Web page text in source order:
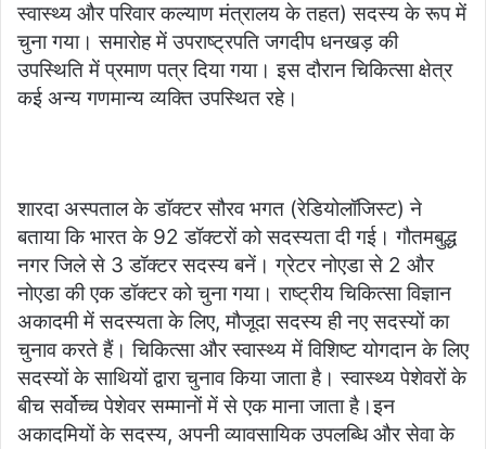
स्वास्थ्य और परिवार कल्याण मंत्रालय के तहत) सदस्य के रूप में
चुना गया। समारोह में उपराष्ट्रपति जगदीप धनखड़ की
उपस्थिति में प्रमाण पत्र दिया गया। इस दौरान चिकित्सा क्षेत्र
कई अन्य गणमान्य व्यक्ति उपस्थित रहे।
शारदा अस्पताल के डॉक्टर सौरव भगत (रेडियोलॉजिस्ट) ने
बताया कि भारत के 92 डॉक्टरों को सदस्यता दी गई। गौतमबुद्ध
नगर जिले से 3 डॉक्टर सदस्य बनें। ग्रेटर नोएडा से 2 और
नोएडा की एक डॉक्टर को चुना गया। राष्ट्रीय चिकित्सा विज्ञान
अकादमी में सदस्यता के लिए, मौजूदा सदस्य ही नए सदस्यों का
चुनाव करते हैं। चिकित्सा और स्वास्थ्य में विशिष्ट योगदान के लिए
सदस्यों के साथियों द्वारा चुनाव किया जाता है। स्वास्थ्य पेशेवरों के
बीच सर्वोच्च पेशेवर सम्मानों में से एक माना जाता है।इन
अकादमियों के सदस्य, अपनी व्यावसायिक उपलब्धि और सेवा के